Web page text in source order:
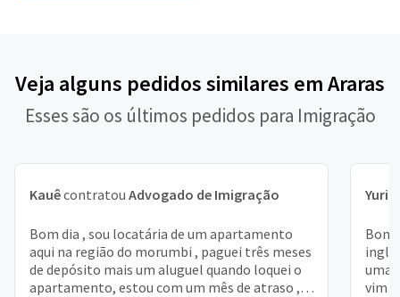
Veja alguns pedidos similares em Araras
Esses são os últimos pedidos para Imigração
Kauêcontratou Advogado de Imigração
Bom dia , sou locatária de um apartamento
aqui na região do morumbi , paguei três meses
de depósito mais um aluguel quando loquei o
apartamento, estou com um mês de atraso , o
Yuri
Bom
uma
vim